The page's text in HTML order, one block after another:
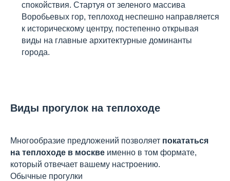
спокойствия. Стартуя от зеленого массива
Воробьевых гор, теплоход неспешно направляется
к историческому центру, постепенно открывая
виды на главные архитектурные доминанты
города.
Виды прогулок на теплоходе
Многообразие предложений позволяет покататься
на теплоходе в москве именно в том формате,
который отвечает вашему настроению.
Обычные прогулки